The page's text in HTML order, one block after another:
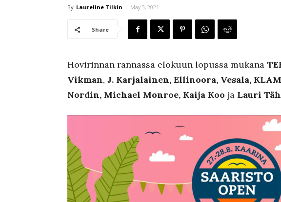
By Laureline Tilkin - May 3, 2021
Share
Hovirinnan rannassa elokuun lopussa mukana
Vikman, J. Karjalainen, Ellinoora, Vesala,
Nordin, Michael Monroe, Kaija Koo ja Lauri